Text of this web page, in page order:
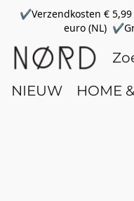
✔Verzendkosten €
euro (NL)
NIEUW HOME